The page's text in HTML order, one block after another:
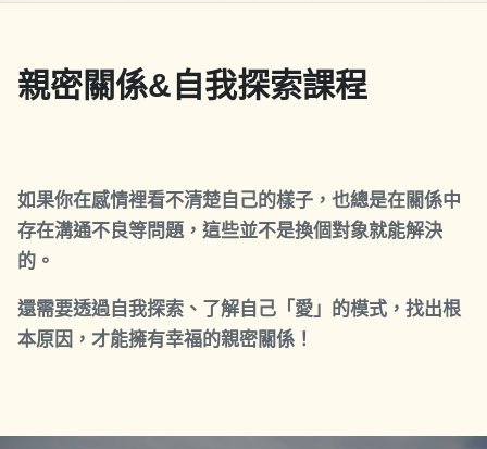
親密關係&自我探索課程
如果你在感情裡看不清楚自己的樣子，也總是在關係中
存在溝通不良等問題，這些並不是換個對象就能解決
的。
還需要透過自我探索、了解自己「愛」的模式，找出根
本原因，才能擁有幸福的親密關係！